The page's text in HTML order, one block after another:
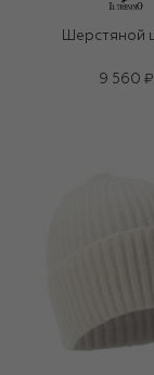
Шерстяной
9 560 ₽